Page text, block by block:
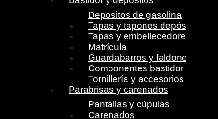
Depositos de gasolina
Tapas y tapones depósito
Tapas y embellecedores
Matrícula
Guardabarros y faldones
Componentes bastidor
Tornillería y accesorios
Parabrisas y carenados
Pantallas y cúpulas
Carenados